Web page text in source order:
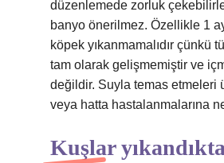
düzenlemede zorluk
banyo önerilmez. Özellikle 1
köpek yıkanmamalıdır çünkü
tam olarak gelişmemiştir ve
değildir. Suyla temas etmeleri
veya hatta hastalanmalarına
Kuşlar